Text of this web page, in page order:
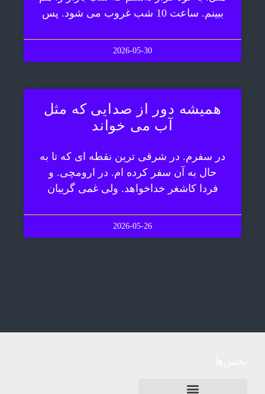
ببینم. ساعت 10 شب غروب می شود. پس
2026-05-30
همیشه دور از صدایی که مثل
آب می خواند
در سفرم. در شرقی ترین نقطه ای که تا به
حال به آن سفر کرده ام. در ارومچی. و
فردا کاشغر خداخواهد. ولی غمی گریبان
2026-05-26